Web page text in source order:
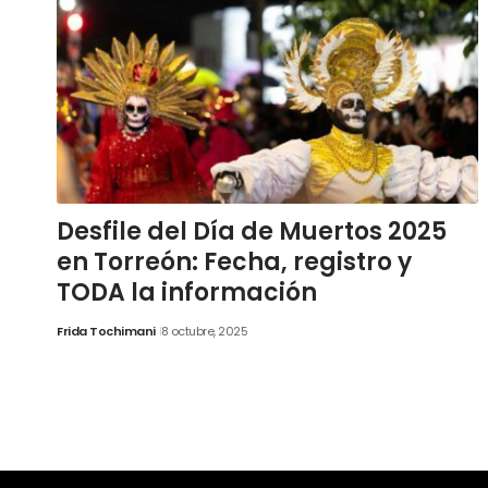
Desfile del Día de Muertos 2025
en Torreón: Fecha, registro y
TODA la información
Frida Tochimani 8 octubre, 2025